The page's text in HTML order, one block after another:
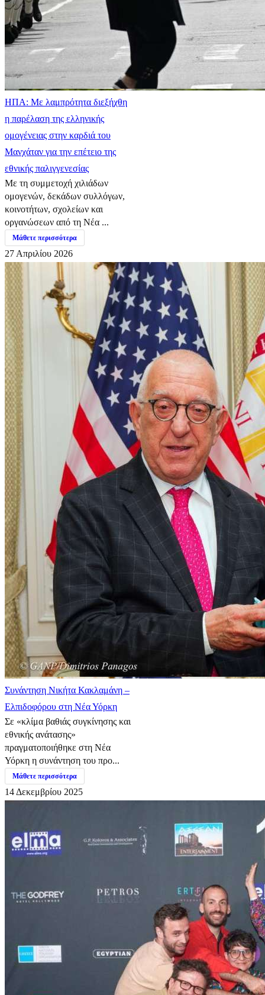
ΗΠΑ: Με λαμπρότητα διεξήχθη
η παρέλαση της ελληνικής
ομογένειας στην καρδιά του
Μανχάταν για την επέτειο της
εθνικής παλιγγενεσίας
Με τη συμμετοχή χιλιάδων
ομογενών, δεκάδων συλλόγων,
κοινοτήτων, σχολείων και
οργανώσεων από τη Νέα ...
Μάθετε περισσότερα
27 Απριλίου 2026
Συνάντηση Νικήτα Κακλαμάνη –
Ελπιδοφόρου στη Νέα Υόρκη
Σε «κλίμα βαθιάς συγκίνησης και
εθνικής ανάτασης»
πραγματοποιήθηκε στη Νέα
Υόρκη η συνάντηση του προ...
Μάθετε περισσότερα
14 Δεκεμβρίου 2025